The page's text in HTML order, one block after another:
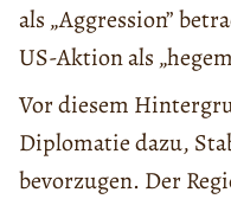
als „Aggression”
US-Aktion als
Vor diesem
Diplomatie dazu,
bevorzugen. Der